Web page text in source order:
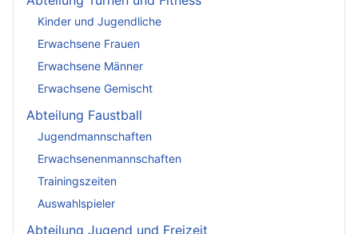
Kinder und Jugendliche
Erwachsene Frauen
Erwachsene Männer
Erwachsene Gemischt
Abteilung Faustball
Jugendmannschaften
Erwachsenenmannschaften
Trainingszeiten
Auswahlspieler
Abteilung Jugend und Freizeit